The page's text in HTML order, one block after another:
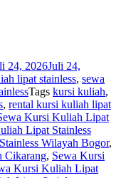
24, 2026Juli 24,
lipat stainless, sewa
Tags kursi kuliah,
, rental kursi kuliah lipat
Kursi Kuliah Lipat
Lipat Stainless
Wilayah Bogor,
Cikarang, Sewa Kursi
Kursi Kuliah Lipat